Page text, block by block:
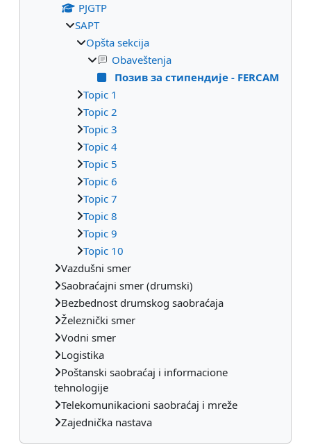
PJGTP
SAPT
Opšta sekcija
Obaveštenja
Позив за стипендије - FERCAM
Topic 1
Topic 2
Topic 3
Topic 4
Topic 5
Topic 6
Topic 7
Topic 8
Topic 9
Topic 10
Vazdušni smer
Saobraćajni smer (drumski)
Bezbednost drumskog saobraćaja
Železnički smer
Vodni smer
Logistika
Poštanski saobraćaj i informacione
tehnologije
Telekomunikacioni saobraćaj i mreže
Zajednička nastava